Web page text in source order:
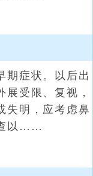
症状。以后出
受限、复视，
失明，应考虑鼻
以……